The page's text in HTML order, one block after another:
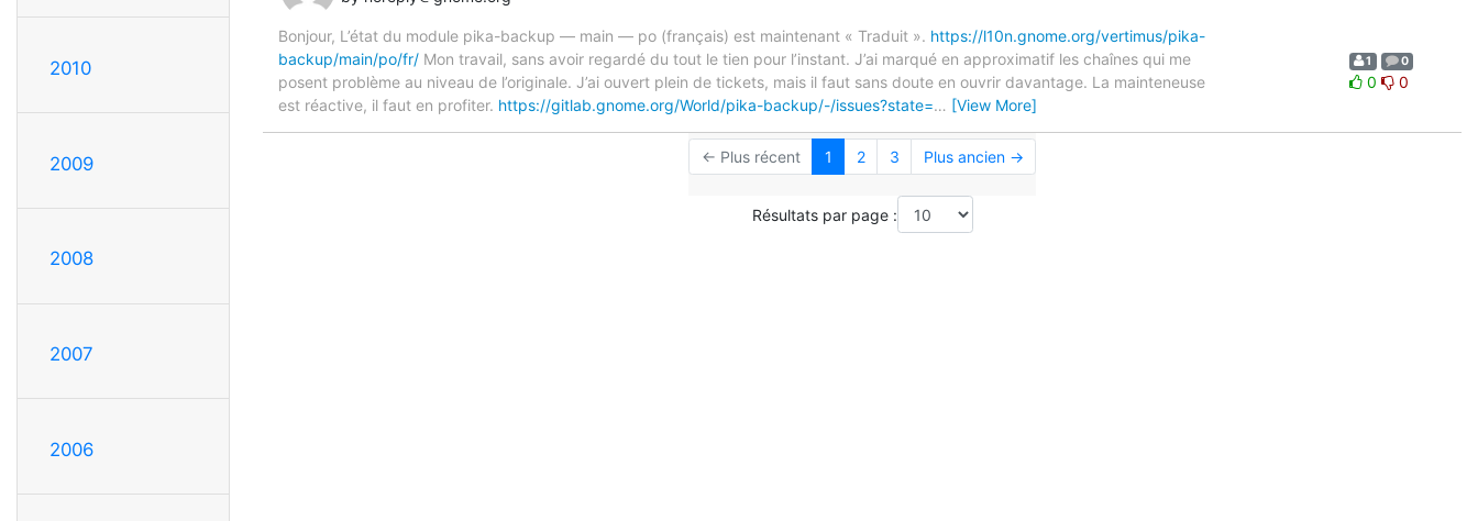
2010
2009
2008
2007
2006
Bonjour, L’état du module pika-backup — main — po (français) est maintenant « Traduit ». https://l10n.gnome.org/vertimus/pika-
backup/main/po/fr/ Mon travail, sans avoir regardé du tout le tien pour l’instant. J’ai marqué en approximatif les chaînes qui me
posent problème au niveau de l’originale. J’ai ouvert plein de tickets, mais il faut sans doute en ouvrir davantage. La mainteneuse
est réactive, il faut en profiter. https://gitlab.gnome.org/World/pika-backup/-/issues?state=… [View More]
1 0
0 0
← Plus récent 1 2 3 Plus ancien →
Résultats par page :